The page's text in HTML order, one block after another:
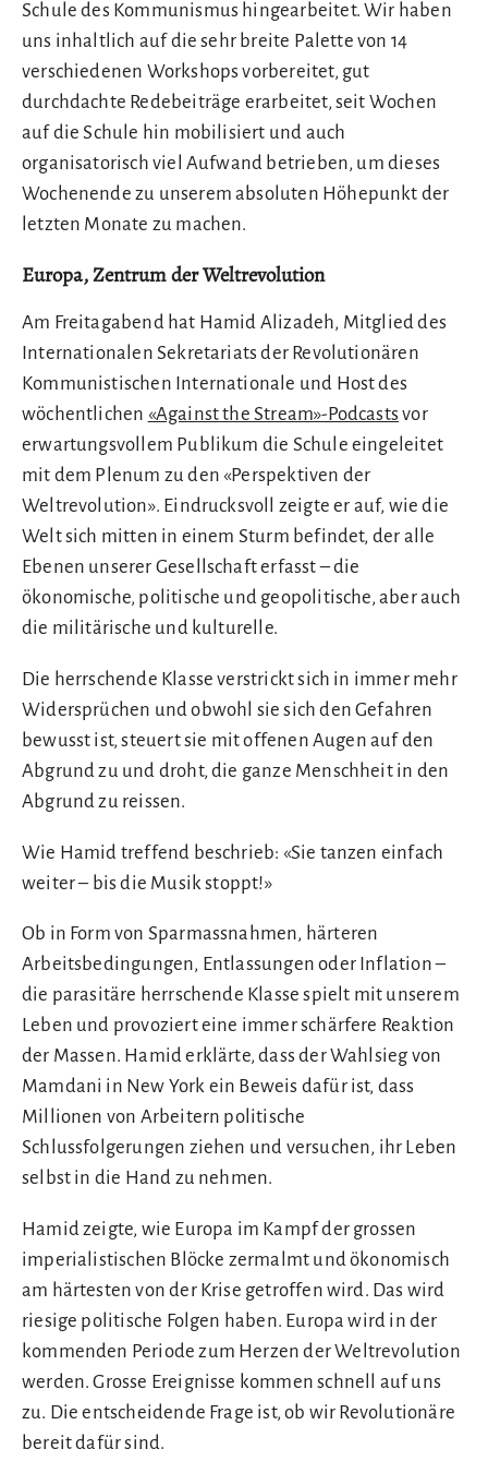
Schule des Kommunismus hingearbeitet. Wir haben
uns inhaltlich auf die sehr breite Palette von 14
verschiedenen Workshops vorbereitet, gut
durchdachte Redebeiträge erarbeitet, seit Wochen
auf die Schule hin mobilisiert und auch
organisatorisch viel Aufwand betrieben, um dieses
Wochenende zu unserem absoluten Höhepunkt der
letzten Monate zu machen.
Europa, Zentrum der Weltrevolution
Am Freitagabend hat Hamid Alizadeh, Mitglied des
Internationalen Sekretariats der Revolutionären
Kommunistischen Internationale und Host des
wöchentlichen «Against the Stream»-Podcasts vor
erwartungsvollem Publikum die Schule eingeleitet
mit dem Plenum zu den «Perspektiven der
Weltrevolution». Eindrucksvoll zeigte er auf, wie die
Welt sich mitten in einem Sturm befindet, der alle
Ebenen unserer Gesellschaft erfasst – die
ökonomische, politische und geopolitische, aber auch
die militärische und kulturelle.
Die herrschende Klasse verstrickt sich in immer mehr
Widersprüchen und obwohl sie sich den Gefahren
bewusst ist, steuert sie mit offenen Augen auf den
Abgrund zu und droht, die ganze Menschheit in den
Abgrund zu reissen.
Wie Hamid treffend beschrieb: «Sie tanzen einfach
weiter – bis die Musik stoppt!»
Ob in Form von Sparmassnahmen, härteren
Arbeitsbedingungen, Entlassungen oder Inflation –
die parasitäre herrschende Klasse spielt mit unserem
Leben und provoziert eine immer schärfere Reaktion
der Massen. Hamid erklärte, dass der Wahlsieg von
Mamdani in New York ein Beweis dafür ist, dass
Millionen von Arbeitern politische
Schlussfolgerungen ziehen und versuchen, ihr Leben
selbst in die Hand zu nehmen.
Hamid zeigte, wie Europa im Kampf der grossen
imperialistischen Blöcke zermalmt und ökonomisch
am härtesten von der Krise getroffen wird. Das wird
riesige politische Folgen haben. Europa wird in der
kommenden Periode zum Herzen der Weltrevolution
werden. Grosse Ereignisse kommen schnell auf uns
zu. Die entscheidende Frage ist, ob wir Revolutionäre
bereit dafür sind.